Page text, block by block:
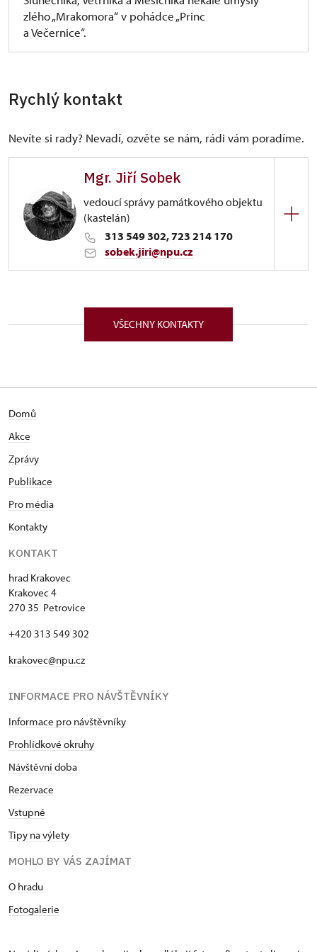
rozsahem v Evropě obdobu. Je dílem dohotoveným
v květnu roku 2005.
krásného slohu doby krásných madon, a seznamuje
s vrcholnou architektonickou jednotností,
a tvarovou bohatostí klenebních systémů.
zlého „Mrakomora“ v pohádce „Princ
a Večernice“.
Rychlý kontakt
Nevíte si rady? Nevadí, ozvěte se nám, rádi vám poradíme.
Mgr. Jiří Sobek
vedoucí správy památkového objektu
(kastelán)
313 549 302, 723 214 170
sobek.jiri@npu.cz
4/, Krakovec 4 27035
VŠECHNY KONTAKTY
Domů
Akce
Zprávy
Publikace
Pro média
Kontakty
KONTAKT
hrad Krakovec
Krakovec 4
270 35 Petrovice
+420 313 549 302
krakovec@npu.cz
INFORMACE PRO NÁVŠTĚVNÍKY
Informace pro návštěvníky
Prohlídkové okruhy
Návštěvní doba
Rezervace
Vstupné
Tipy na výlety
MOHLO BY VÁS ZAJÍMAT
O hradu
Fotogalerie